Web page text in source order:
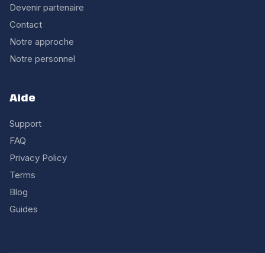
Devenir partenaire
Contact
Notre approche
Notre personnel
Aide
Support
FAQ
Privacy Policy
Terms
Blog
Guides